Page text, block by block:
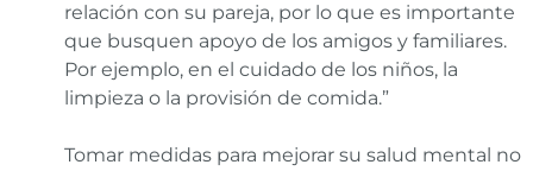
relación con su pareja, por lo que es importante
que busquen apoyo de los amigos y familiares.
Por ejemplo, en el cuidado de los niños, la
limpieza o la provisión de comida.”
Tomar medidas para mejorar su salud mental no